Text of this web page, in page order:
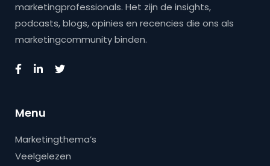
marketingprofessionals. Het zijn de insights,
podcasts, blogs, opinies en recencies die ons als
marketingcommunity binden.
Menu
Marketingthema’s
Veelgelezen